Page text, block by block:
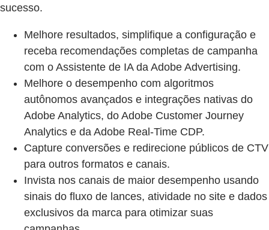
sucesso.
Melhore resultados, simplifique a configuração e
receba recomendações completas de campanha
com o Assistente de IA da Adobe Advertising.
Melhore o desempenho com algoritmos
autônomos avançados e integrações nativas do
Adobe Analytics, do Adobe Customer Journey
Analytics e da Adobe Real-Time CDP.
Capture conversões e redirecione públicos de CTV
para outros formatos e canais.
Invista nos canais de maior desempenho usando
sinais do fluxo de lances, atividade no site e dados
exclusivos da marca para otimizar suas